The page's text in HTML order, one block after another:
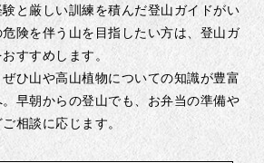
と厳しい訓練を積んだ登山ガイドがい
険を伴う山を目指したい方は、登山ガ
すすめします。
ひ山や高山植物についての知識が豊富
早朝からの登山でも、お弁当の準備や
相談に応じます。